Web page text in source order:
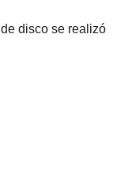
disco se realizó